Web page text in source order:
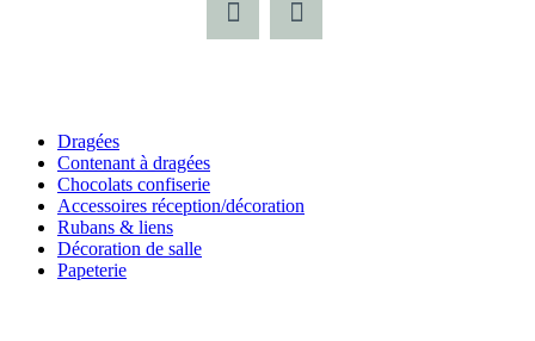
Dragées
Contenant à dragées
Chocolats confiserie
Accessoires réception/décoration
Rubans & liens
Décoration de salle
Papeterie